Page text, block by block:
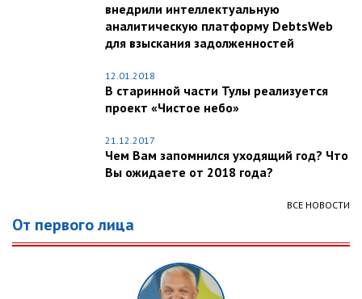
внедрили интеллектуальную
аналитическую платформу DebtsWeb
для взыскания задолженностей
12.01.2018
В старинной части Тулы реализуется
проект «Чистое небо»
21.12.2017
Чем Вам запомнился уходящий год? Что
Вы ожидаете от 2018 года?
ВСЕ НОВОСТИ
От первого лица